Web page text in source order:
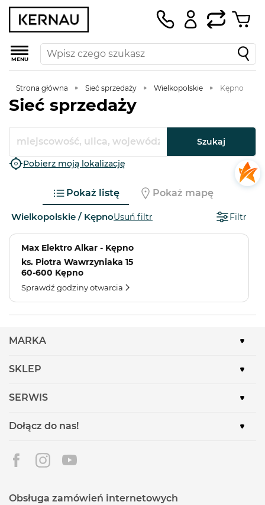
MENU
Strona główna Sieć sprzedaży Wielkopolskie Kępno
Sieć sprzedaży
Szukaj
Pobierz moją lokalizację
Pokaż listę Pokaż mapę
Wielkopolskie / KępnoUsuń filtr Filtr
Max Elektro Alkar - Kępno
ks. Piotra Wawrzyniaka 15
60-600 Kępno
Sprawdź godziny otwarcia
MARKA
SKLEP
SERWIS
Dołącz do nas!
Obsługa zamówień internetowych